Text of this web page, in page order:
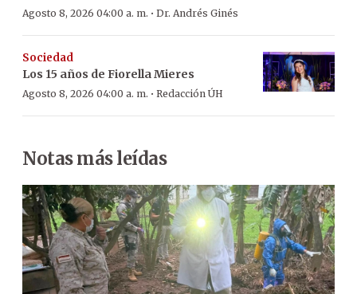
Agosto 8, 2026 04:00 a. m. · Dr. Andrés Ginés
Sociedad
Los 15 años de Fiorella Mieres
Agosto 8, 2026 04:00 a. m. · Redacción ÚH
Notas más leídas